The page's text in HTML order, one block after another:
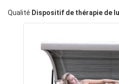
Qualité Dispositif de thérapie de